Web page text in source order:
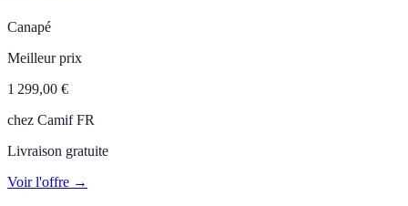
Canapé
Meilleur prix
1 299,00 €
chez Camif FR
Livraison gratuite
Voir l'offre →